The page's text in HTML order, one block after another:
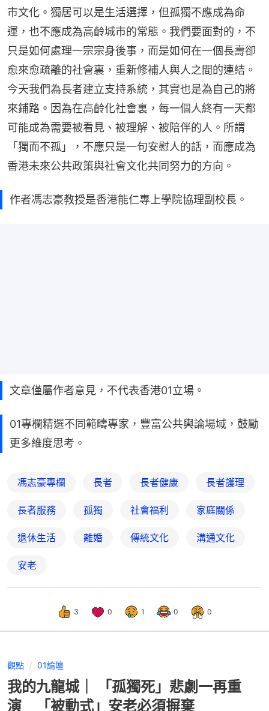
市文化。獨居可以是生活選擇，但孤獨不應成為命
運，也不應成為高齡城市的常態。我們要面對的，不
只是如何處理一宗宗身後事，而是如何在一個長壽卻
愈來愈疏離的社會裏，重新修補人與人之間的連結。
今天我們為長者建立支持系統，其實也是為自己的將
來鋪路。因為在高齡化社會裏，每一個人終有一天都
可能成為需要被看見、被理解、被陪伴的人。所謂
「獨而不孤」，不應只是一句安慰人的話，而應成為
香港未來公共政策與社會文化共同努力的方向。
作者馮志豪教授是香港能仁專上學院協理副校長。
文章僅屬作者意見，不代表香港01立場。
01專欄精選不同範疇專家，豐富公共輿論場域，鼓勵
更多維度思考。
馮志豪專欄 長者 長者健康 長者護理
長者服務 孤獨 社會福利 家庭關係
退休生活 離婚 傳統文化 溝通文化
安老
3 0 1 0 0
觀點 01論壇
我的九龍城｜ 「孤獨死」悲劇一再重
演 「被動式」安老必須摒棄